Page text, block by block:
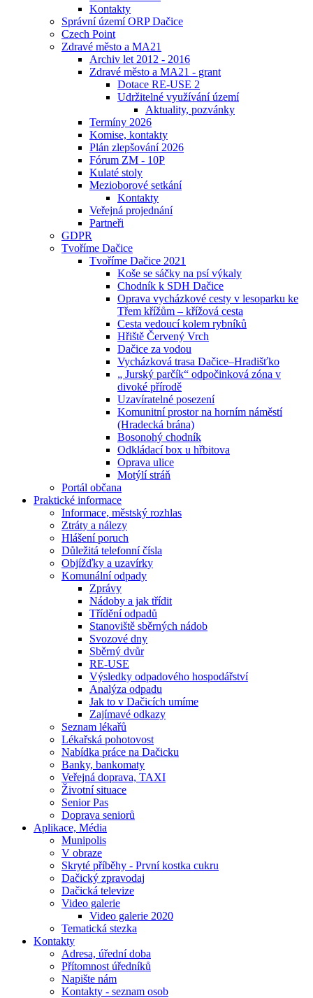
Kontakty
Správní území ORP Dačice
Czech Point
Zdravé město a MA21
Archiv let 2012 - 2016
Zdravé město a MA21 - grant
Dotace RE-USE 2
Udržitelné využívání území
Aktuality, pozvánky
Termíny 2026
Komise, kontakty
Plán zlepšování 2026
Fórum ZM - 10P
Kulaté stoly
Mezioborové setkání
Kontakty
Veřejná projednání
Partneři
GDPR
Tvoříme Dačice
Tvoříme Dačice 2021
Koše se sáčky na psí výkaly
Chodník k SDH Dačice
Oprava vycházkové cesty v lesoparku ke
Třem křížům – křížová cesta
Cesta vedoucí kolem rybníků
Hřiště Červený Vrch
Dačice za vodou
Vycházková trasa Dačice–Hradišťko
„ Jurský parčík“ odpočinková zóna v
divoké přírodě
Uzavíratelné posezení
Komunitní prostor na horním náměstí
(Hradecká brána)
Bosonohý chodník
Odkládací box u hřbitova
Oprava ulice
Motýlí stráň
Portál občana
Praktické informace
Informace, městský rozhlas
Ztráty a nálezy
Hlášení poruch
Důležitá telefonní čísla
Objížďky a uzavírky
Komunální odpady
Zprávy
Nádoby a jak třídit
Třídění odpadů
Stanoviště sběrných nádob
Svozové dny
Sběrný dvůr
RE-USE
Výsledky odpadového hospodářství
Analýza odpadu
Jak to v Dačicích umíme
Zajímavé odkazy
Seznam lékařů
Lékařská pohotovost
Nabídka práce na Dačicku
Banky, bankomaty
Veřejná doprava, TAXI
Životní situace
Senior Pas
Doprava seniorů
Aplikace, Média
Munipolis
V obraze
Skryté příběhy - První kostka cukru
Dačický zpravodaj
Dačická televize
Video galerie
Video galerie 2020
Tematická stezka
Kontakty
Adresa, úřední doba
Přítomnost úředníků
Napište nám
Kontakty - seznam osob